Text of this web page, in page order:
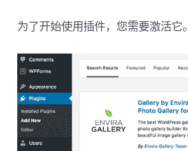
为了开始使用插件，您需要激活它。